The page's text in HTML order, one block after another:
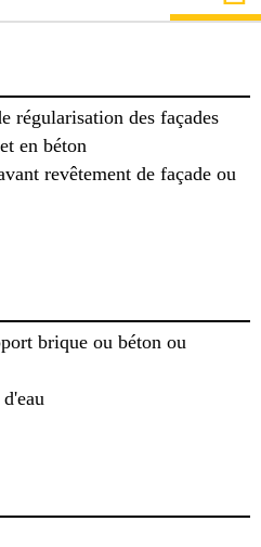
régularisation des façades
en béton
revêtement de façade ou
brique ou béton ou